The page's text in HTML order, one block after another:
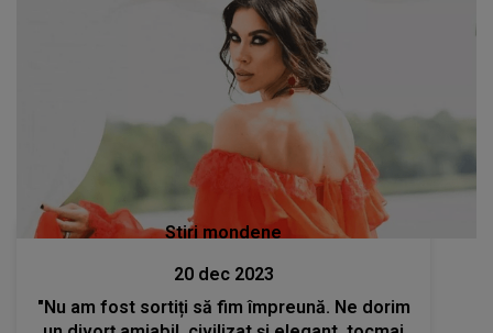
Stiri mondene
20 dec 2023
"Nu am fost sortiți să fim împreună. Ne dorim